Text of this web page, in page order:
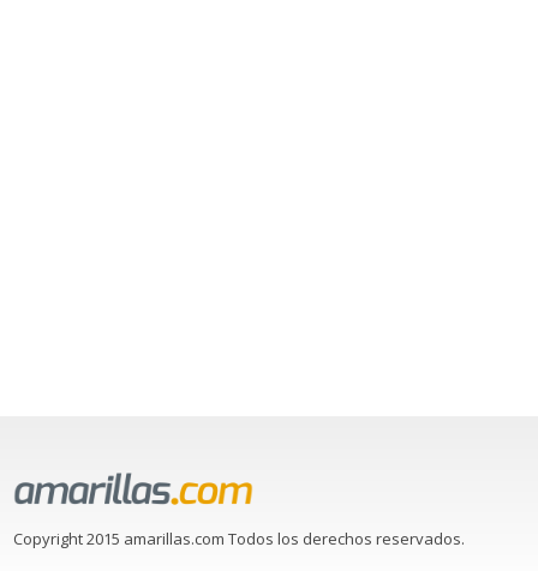
Copyright 2015 amarillas.com Todos los derechos reservados.